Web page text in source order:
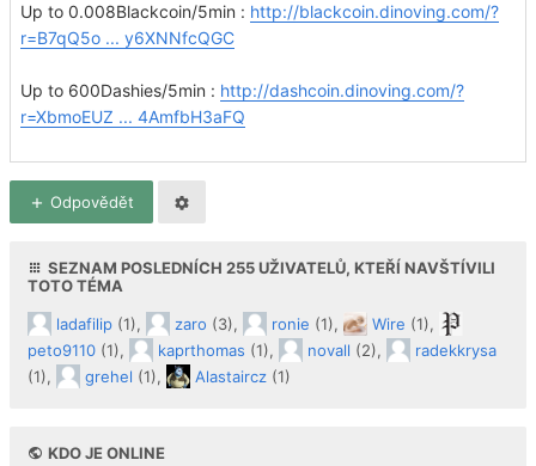
Up to 0.008Blackcoin/5min : http://blackcoin.dinoving.com/?
r=B7qQ5o ... y6XNNfcQGC
Up to 600Dashies/5min : http://dashcoin.dinoving.com/?
r=XbmoEUZ ... 4AmfbH3aFQ
Odpovědět
SEZNAM POSLEDNÍCH 255UŽIVATELŮ, KTEŘÍ NAVŠTÍVILI
TOTO TÉMA
ladafilip (1), zaro (3), ronie (1), Wire (1),
peto9110 (1), kaprthomas (1), novall (2),
radekkrysa
(1),
grehel (1), Alastaircz (1)
KDO JE ONLINE